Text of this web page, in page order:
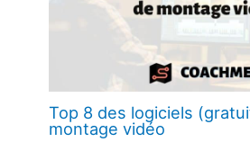
Top 8 des logiciels
montage vidéo